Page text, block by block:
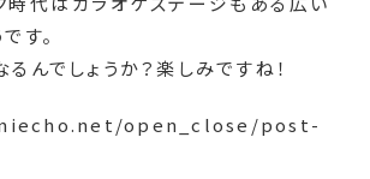
す。
んでしょうか？楽しみですね！
open_close/post-